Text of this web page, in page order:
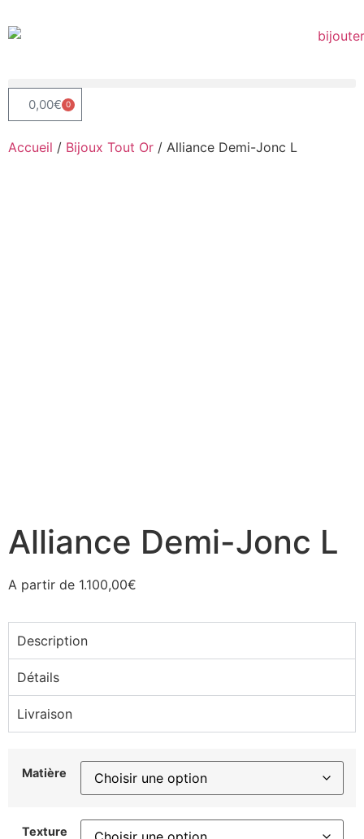
0,00€ 0
Accueil / Bijoux Tout Or / Alliance Demi-Jonc L
Alliance Demi-Jonc L
A partir de 1.100,00€
Description
Détails
Livraison
Matière
Texture